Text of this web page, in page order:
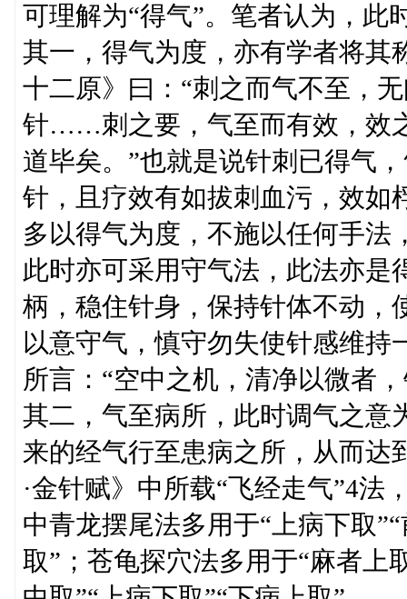
可理解为“得气”。笔者认为，此
其一，得气为度，亦有学者将其
十二原》曰：“刺之而气不至，
针……刺之要，气至而有效，效
道毕矣。”也就是说针刺已得气
针，且疗效有如拔刺血污，效如
多以得气为度，不施以任何手法
此时亦可采用守气法，此法亦是
柄，稳住针身，保持针体不动，
以意守气，慎守勿失使针感维持
所言：“空中之机，清净以微者
其二，气至病所，此时调气之意
来的经气行至患病之所，从而达
·金针赋》中所载“飞经走气”4法
中青龙摆尾法多用于“上病下取
取”；苍龟探穴法多用于“麻者上